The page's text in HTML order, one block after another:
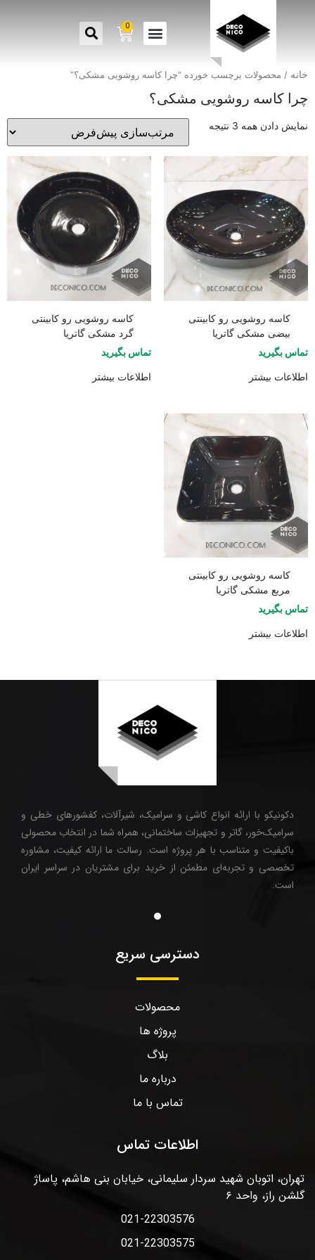
0
خانه / محصولات برچسب خورده “چرا کاسه روشویی مشکی؟”
چرا کاسه روشویی مشکی؟
نمایش دادن همه 3 نتیجه
کاسه روشویی رو کابینتی
بیضی مشکی گاتریا
تماس بگیرید
اطلاعات بیشتر
کاسه روشویی رو کابینتی
گرد مشکی گاتریا
تماس بگیرید
اطلاعات بیشتر
کاسه روشویی رو کابینتی
مربع مشکی گاتریا
تماس بگیرید
اطلاعات بیشتر
دکونیکو با ارائه انواع کاشی و سرامیک، شیرآلات، کفشورهای خطی و
سرامیک‌خور، گاتر و تجهیزات ساختمانی، همراه شما در انتخاب محصولی
باکیفیت و متناسب با هر پروژه است. رسالت ما ارائه کیفیت، مشاوره
تخصصی و تجربه‌ای مطمئن از خرید برای مشتریان در سراسر ایران
است.
دسترسی سریع
محصولات
پروژه ها
بلاگ
درباره ما
تماس با ما
اطلاعات تماس
تهران، اتوبان شهید سردار سلیمانی، خیابان بنی هاشم، پاساژ
گلشن راز، واحد ۶
021-22303576
021-22303575